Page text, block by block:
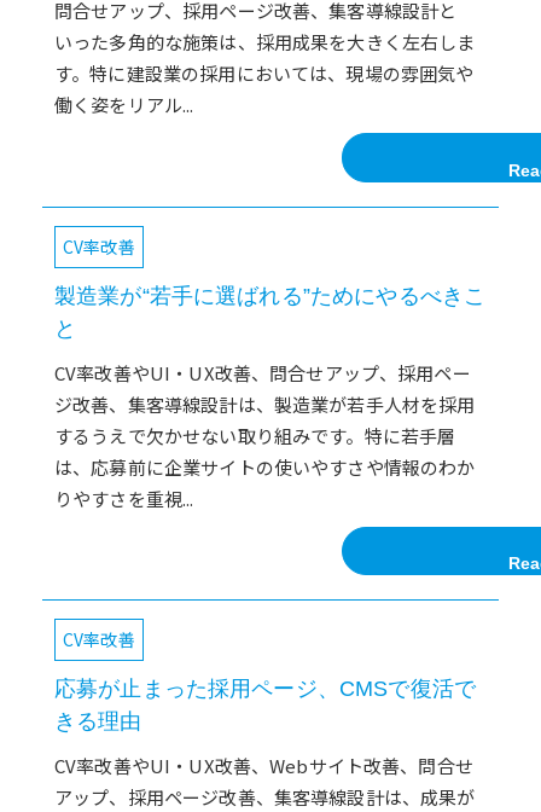
問合せアップ、採用ページ改善、集客導線設計と
いった多角的な施策は、採用成果を大きく左右しま
す。特に建設業の採用においては、現場の雰囲気や
働く姿をリアル...
CV率改善
製造業が“若手に選ばれる”ためにやるべきこ
と
CV率改善やUI・UX改善、問合せアップ、採用ペー
ジ改善、集客導線設計は、製造業が若手人材を採用
するうえで欠かせない取り組みです。特に若手層
は、応募前に企業サイトの使いやすさや情報のわか
りやすさを重視...
CV率改善
応募が止まった採用ページ、CMSで復活で
きる理由
CV率改善やUI・UX改善、Webサイト改善、問合せ
アップ、採用ページ改善、集客導線設計は、成果が